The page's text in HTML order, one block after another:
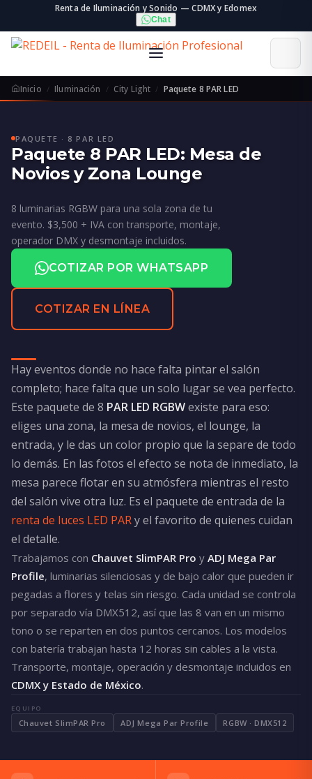
Renta de Iluminación y Sonido — CDMX y Edomex
Chat
Inicio Iluminación City Light Paquete 8 PAR LED
PAQUETE · 8 PAR LED
Paquete 8 PAR LED: Mesa de
Novios y Zona Lounge
8 luminarias RGBW para una sola zona de tu
evento. $3,500 + IVA con transporte, montaje,
operador DMX y desmontaje incluidos.
COTIZAR POR WHATSAPP
COTIZAR EN LÍNEA
Hay eventos donde no hace falta pintar el salón
completo; hace falta que un solo lugar se vea perfecto.
Este paquete de 8 PAR LED RGBWexiste para eso:
eliges una zona, la mesa de novios, el lounge, la
entrada, y le das un color propio que la separe de todo
lo demás. En las fotos el efecto se nota de inmediato, la
mesa parece flotar en su atmósfera mientras el resto
del salón vive otra luz. Es el paquete de entrada de la
renta de luces LED PARy el favorito de quienes cuidan
el detalle.
Trabajamos con Chauvet SlimPAR Pro y ADJ Mega Par
Profile, luminarias silenciosas y de bajo calor que pueden ir
pegadas a flores y telas sin riesgo. Cada unidad se controla
por separado vía DMX512, así que las 8 van en un mismo
tono o se reparten en dos puntos cercanos. Los modelos
con batería trabajan hasta 12 horas sin cables a la vista.
Transporte, montaje, operación y desmontaje incluidos en
CDMX y Estado de México.
EQUIPO
Chauvet SlimPAR Pro ADJ Mega Par Profile RGBW · DMX512